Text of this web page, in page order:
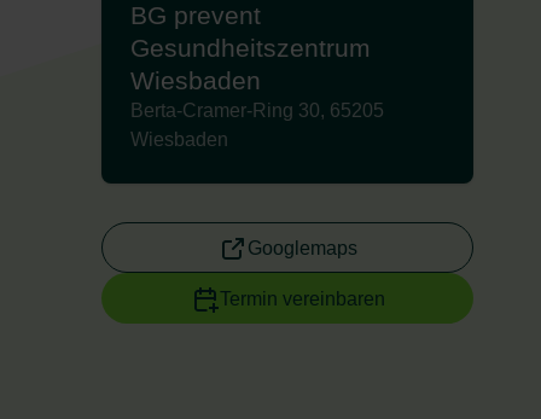
BG prevent
Gesundheitszentrum
Wiesbaden
Berta-Cramer-Ring 30, 65205
Wiesbaden
Googlemaps
Termin vereinbaren